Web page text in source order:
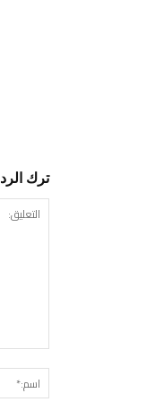
ترك الرد
التعليق: